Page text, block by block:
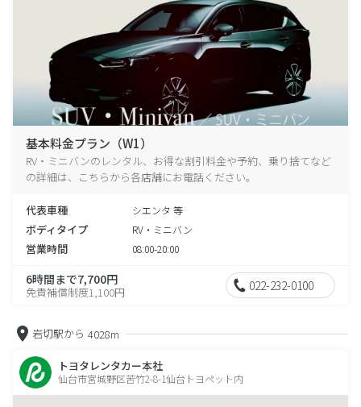
基本料金プラン（W1）
RV・ミニバンのレンタル、お得な割引料金や予約、乗り捨てなど
の詳細は、こちらから各店舗にお電話ください。
代表車種 シエンタ 等
ボディタイプ RV・ミニバン
営業時間 08:00-20:00
6時間まで7,700円
免責補償制度1,100円 022-232-0100
岩切駅から 4028m
トヨタレンタカー本社
仙台市宮城野区苦竹2-8-1仙台トヨペット内